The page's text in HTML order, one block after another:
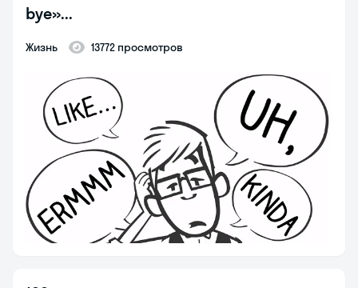
bye»...
Жизнь 13772 просмотров